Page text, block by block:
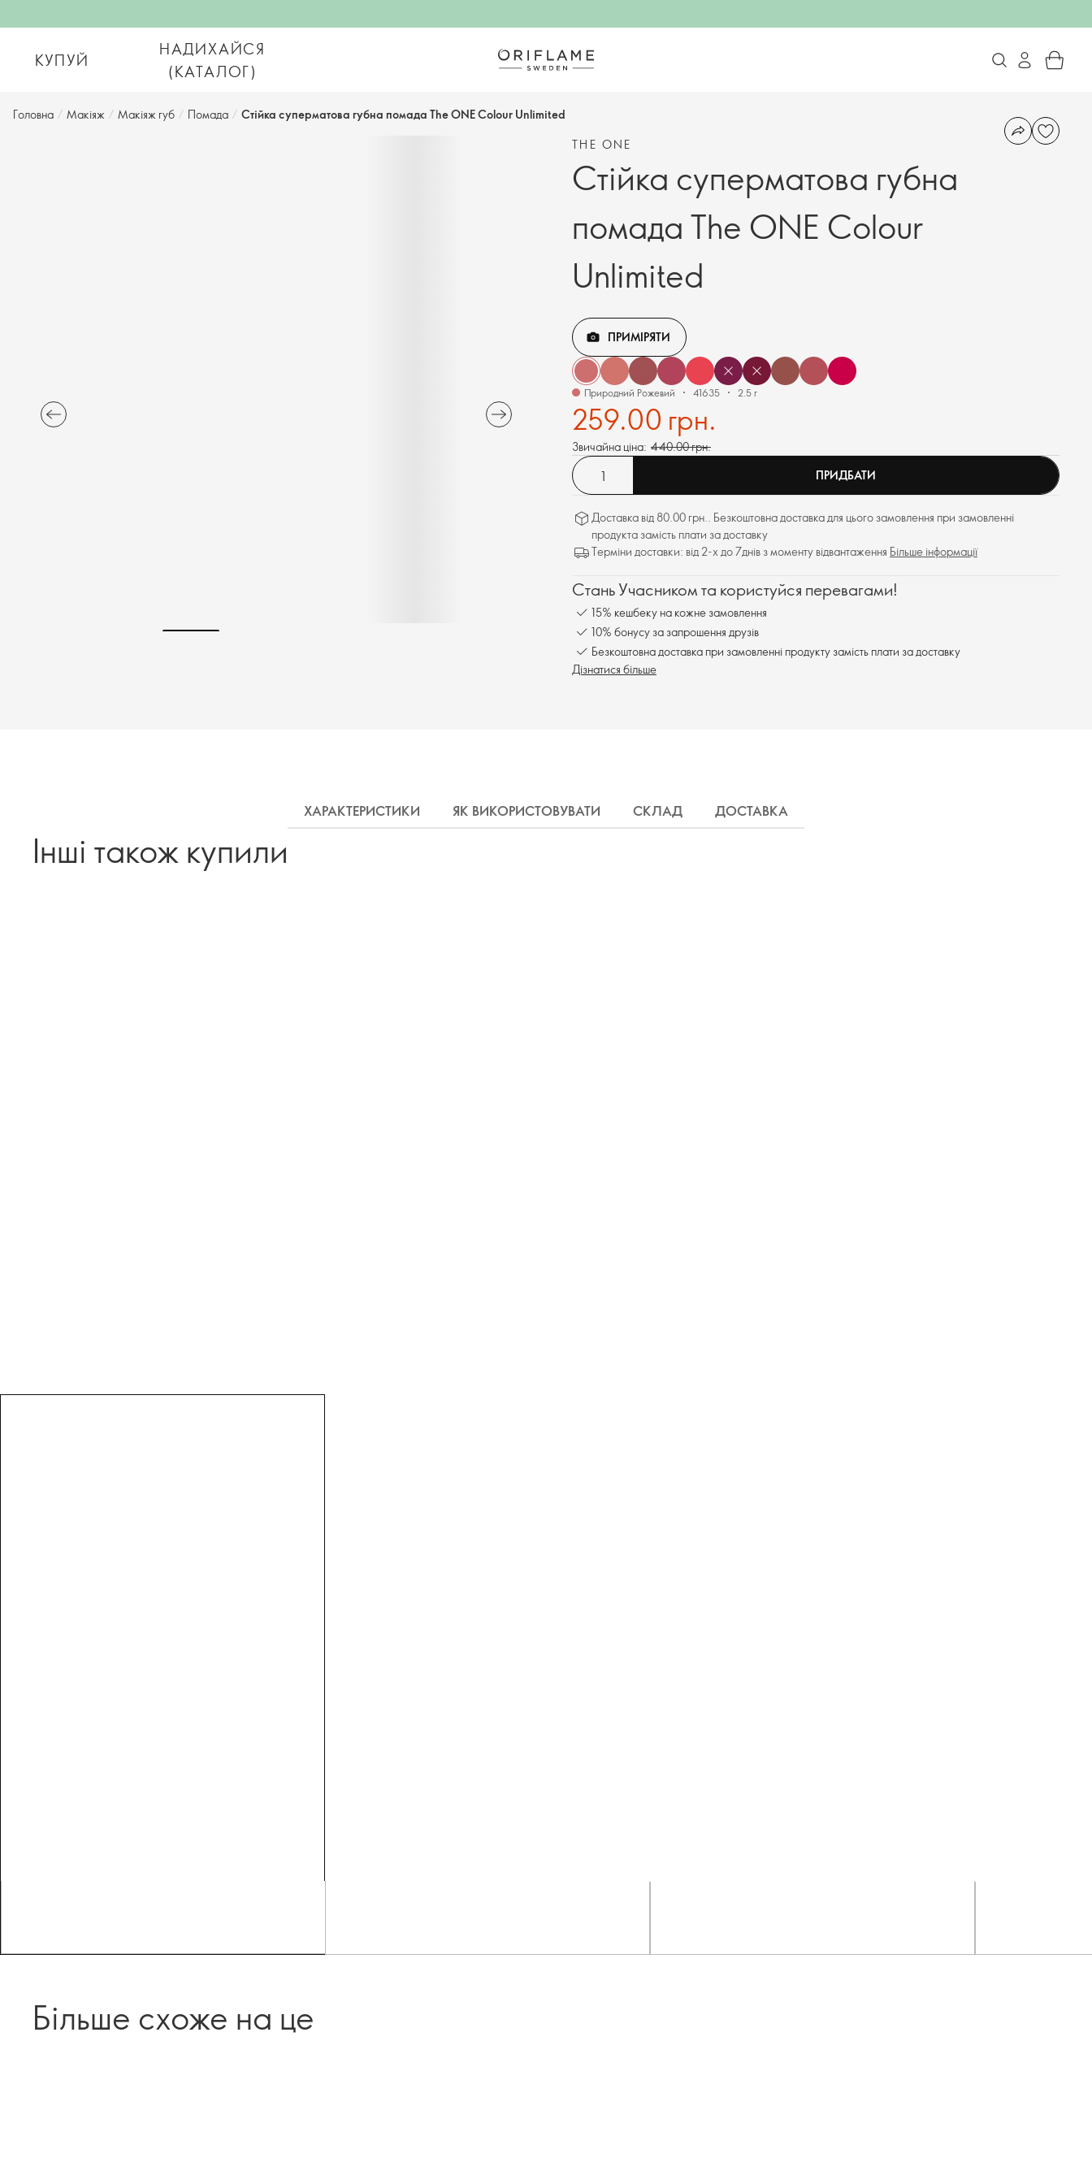
КУПУЙ
НАДИХАЙСЯ
(КАТАЛОГ)
Головна / Макіяж / Макіяж губ / Помада / Стійка суперматова губна помада The ONE Colour Unlimited
THE ONE
Стійка суперматова губна
помада The ONE Colour
Unlimited
ПРИМІРЯТИ
Природний Рожевий 41635 2.5 г
259.00 грн.
Звичайна ціна: 440.00 грн.
ПРИДБАТИ
Доставка від 80.00 грн.. Безкоштовна доставка для цього замовлення при замовленні
продукта замість плати за доставку
Терміни доставки: від 2-х до 7днів з моменту відвантаження Більше інформації
Стань Учасником та користуйся перевагами!
15% кешбеку на кожне замовлення
10% бонусу за запрошення друзів
Безкоштовна доставка при замовленні продукту замість плати за доставку
Дізнатися більше
ХАРАКТЕРИСТИКИ ЯК ВИКОРИСТОВУВАТИ СКЛАД ДОСТАВКА
Інші також купили
Більше схоже на це